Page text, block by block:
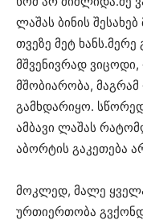
ლაშას ბინის
თვეზე მეტ
მშვენივრად ვიცოდი,
მშობიარობა,
გამხდარიყო.
ამბავი ლაშას
აბორტის გაკეთება
მოკლედ, მალე
ურთიერთობა